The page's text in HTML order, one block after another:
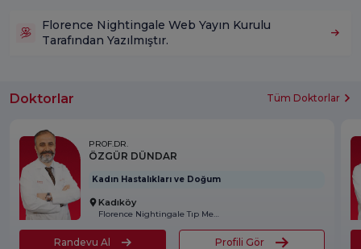
Florence Nightingale Web Yayın Kurulu
Tarafından Yazılmıştır.
Doktorlar Tüm Doktorlar
PROF.DR.
ÖZGÜR DÜNDAR
Kadın Hastalıkları ve Doğum
Kadıköy
Florence Nightingale Tıp Merkezi
Randevu Al Profili Gör